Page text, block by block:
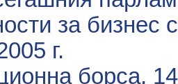
за бизнес
г.
борса,